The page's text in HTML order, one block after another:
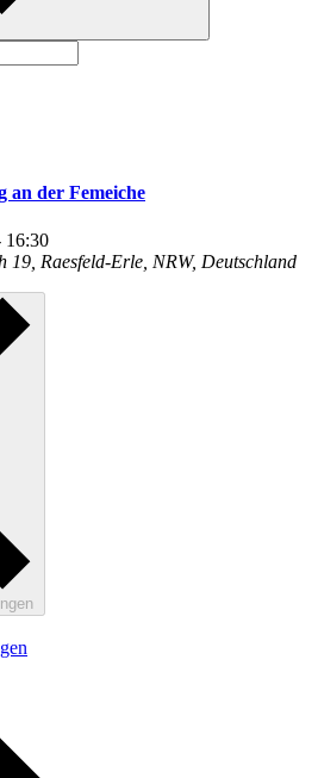
an der Femeiche
16:30
19, Raesfeld-Erle, NRW, Deutschland